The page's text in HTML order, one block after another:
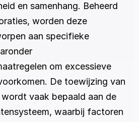
en samenhang. Beheerd
worden deze
aan specifieke
om excessieve
De toewijzing van
vaak bepaald aan de
waarbij factoren